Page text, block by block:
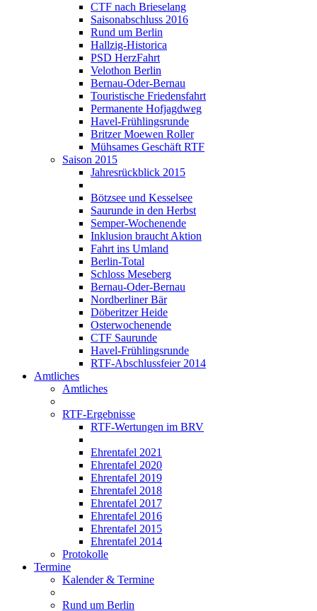
CTF nach Brieselang
Saisonabschluss 2016
Rund um Berlin
Hallzig-Historica
PSD HerzFahrt
Velothon Berlin
Bernau-Oder-Bernau
Touristische Friedensfahrt
Permanente Hofjagdweg
Havel-Frühlingsrunde
Britzer Moewen Roller
Mühsames Geschäft RTF
Saison 2015
Jahresrückblick 2015
Bötzsee und Kesselsee
Saurunde in den Herbst
Semper-Wochenende
Inklusion braucht Aktion
Fahrt ins Umland
Berlin-Total
Schloss Meseberg
Bernau-Oder-Bernau
Nordberliner Bär
Döberitzer Heide
Osterwochenende
CTF Saurunde
Havel-Frühlingsrunde
RTF-Abschlussfeier 2014
Amtliches
Amtliches
RTF-Ergebnisse
RTF-Wertungen im BRV
Ehrentafel 2021
Ehrentafel 2020
Ehrentafel 2019
Ehrentafel 2018
Ehrentafel 2017
Ehrentafel 2016
Ehrentafel 2015
Ehrentafel 2014
Protokolle
Termine
Kalender & Termine
Rund um Berlin